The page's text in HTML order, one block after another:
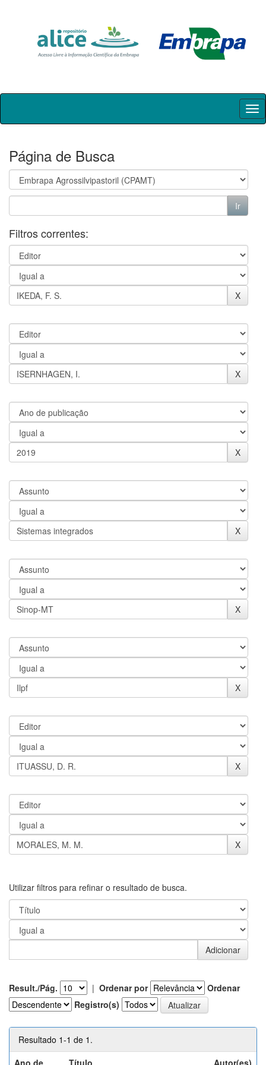
Skip
Página de Busca
Filtros correntes:
Utilizar filtros para refinar o resultado de busca.
Result./Pág. | Ordenar por
Ordenar
Registro(s)
Resultado 1-1 de 1.
Ano de
Título Autor(es)